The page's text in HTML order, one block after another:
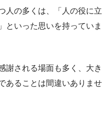
人の多くは、「人の役に立
といった思いを持っていま
謝される場面も多く、大き
あることは間違いありませ